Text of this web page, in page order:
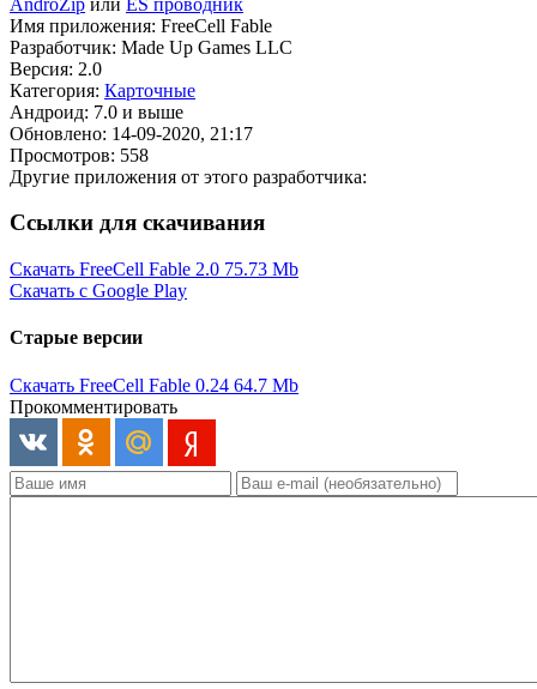
Имя приложения: FreeCell Fable
Разработчик: Made Up Games LLC
Версия: 2.0
Категория: Карточные
Андроид: 7.0 и выше
Обновлено: 14-09-2020, 21:17
Просмотров: 558
Другие приложения от этого разработчика:
Ссылки для скачивания
Скачать FreeCell Fable 2.0 75.73 Mb
Скачать с Google Play
Старые версии
Скачать FreeCell Fable 0.24 64.7 Mb
Прокомментировать